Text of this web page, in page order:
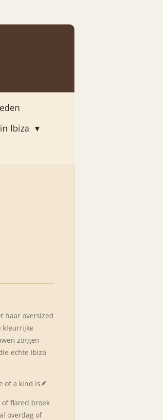
Ibiza
haar oversized
kleurrijke
zorgen
echte Ibiza
of a kind is🪶
flared broek
overdag of